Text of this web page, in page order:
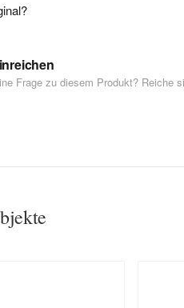
Frage zu diesem Produkt? Reiche